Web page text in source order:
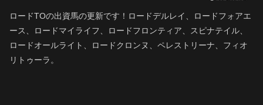
ロードTOの出資馬の更新です！ロードデルレイ、ロードフォアエ
ース、ロードマイライフ、ロードフロンティア、スピナテイル、
ロードオールライト、ロードクロンヌ、ペレストリーナ、フィオ
リトゥーラ。